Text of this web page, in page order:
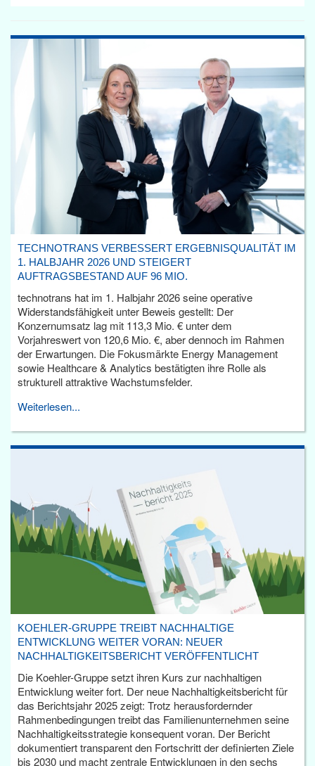
TECHNOTRANS VERBESSERT ERGEBNISQUALITÄT IM
1. HALBJAHR 2026 UND STEIGERT
AUFTRAGSBESTAND AUF 96 MIO.
technotrans hat im 1. Halbjahr 2026 seine operative
Widerstandsfähigkeit unter Beweis gestellt: Der
Konzernumsatz lag mit 113,3 Mio. € unter dem
Vorjahreswert von 120,6 Mio. €, aber dennoch im Rahmen
der Erwartungen. Die Fokusmärkte Energy Management
sowie Healthcare & Analytics bestätigten ihre Rolle als
strukturell attraktive Wachstumsfelder.
Weiterlesen...
KOEHLER-GRUPPE TREIBT NACHHALTIGE
ENTWICKLUNG WEITER VORAN: NEUER
NACHHALTIGKEITSBERICHT VERÖFFENTLICHT
Die Koehler-Gruppe setzt ihren Kurs zur nachhaltigen
Entwicklung weiter fort. Der neue Nachhaltigkeitsbericht für
das Berichtsjahr 2025 zeigt: Trotz herausfordernder
Rahmenbedingungen treibt das Familienunternehmen seine
Nachhaltigkeitsstrategie konsequent voran. Der Bericht
dokumentiert transparent den Fortschritt der definierten Ziele
bis 2030 und macht zentrale Entwicklungen in den sechs